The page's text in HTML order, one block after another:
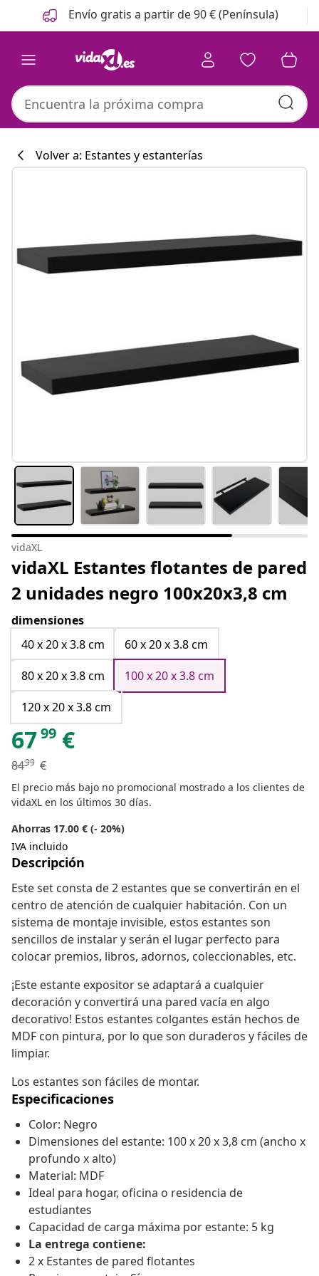
Anterior
Siguiente Envío gratis a partir de 90 € (Península)
#sharemevidaxl
Volver a: Estantes y estanterías
vidaXL
vidaXL Estantes flotantes de pared
2 unidades negro 100x20x3,8 cm
dimensiones
40 x 20 x 3.8 cm
60 x 20 x 3.8 cm
80 x 20 x 3.8 cm
100 x 20 x 3.8 cm
120 x 20 x 3.8 cm
6799 €
8499 €
El precio más bajo no promocional mostrado a los clientes de
vidaXL en los últimos 30 días.
Ahorras 17.00 € (- 20%)
IVA incluido
Descripción
Este set consta de 2 estantes que se convertirán en el
centro de atención de cualquier habitación. Con un
sistema de montaje invisible, estos estantes son
sencillos de instalar y serán el lugar perfecto para
colocar premios, libros, adornos, coleccionables, etc.
¡Este estante expositor se adaptará a cualquier
decoración y convertirá una pared vacía en algo
decorativo! Estos estantes colgantes están hechos de
MDF con pintura, por lo que son duraderos y fáciles de
limpiar.
Los estantes son fáciles de montar.
Especificaciones
Color: Negro
Dimensiones del estante: 100 x 20 x 3,8 cm (ancho x
profundo x alto)
Material: MDF
Ideal para hogar, oficina o residencia de
estudiantes
Capacidad de carga máxima por estante: 5 kg
La entrega contiene:
2 x Estantes de pared flotantes